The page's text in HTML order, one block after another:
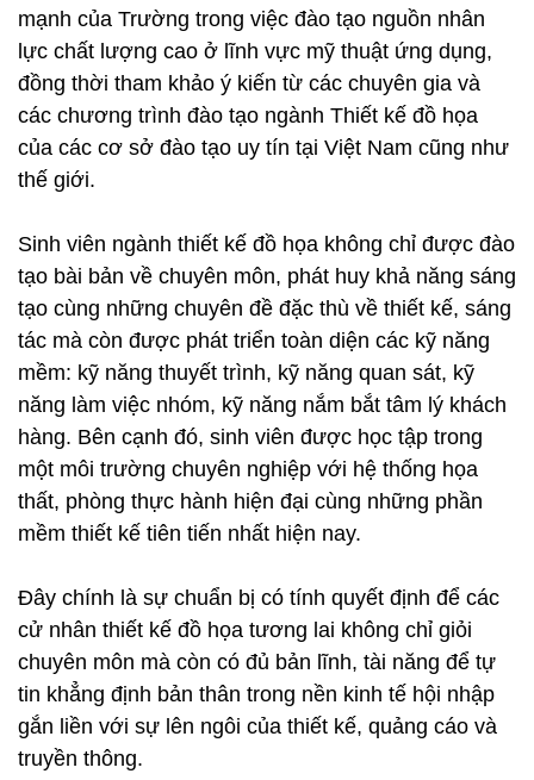
mạnh của Trường trong việc đào tạo nguồn nhân
lực chất lượng cao ở lĩnh vực mỹ thuật ứng dụng,
đồng thời tham khảo ý kiến từ các chuyên gia và
các chương trình đào tạo ngành Thiết kế đồ họa
của các cơ sở đào tạo uy tín tại Việt Nam cũng như
thế giới.
Sinh viên ngành thiết kế đồ họa không chỉ được đào
tạo bài bản về chuyên môn, phát huy khả năng sáng
tạo cùng những chuyên đề đặc thù về thiết kế, sáng
tác mà còn được phát triển toàn diện các kỹ năng
mềm: kỹ năng thuyết trình, kỹ năng quan sát, kỹ
năng làm việc nhóm, kỹ năng nắm bắt tâm lý khách
hàng. Bên cạnh đó, sinh viên được học tập trong
một môi trường chuyên nghiệp với hệ thống họa
thất, phòng thực hành hiện đại cùng những phần
mềm thiết kế tiên tiến nhất hiện nay.
Đây chính là sự chuẩn bị có tính quyết định để các
cử nhân thiết kế đồ họa tương lai không chỉ giỏi
chuyên môn mà còn có đủ bản lĩnh, tài năng để tự
tin khẳng định bản thân trong nền kinh tế hội nhập
gắn liền với sự lên ngôi của thiết kế, quảng cáo và
truyền thông.